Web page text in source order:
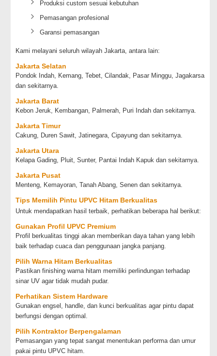
Produksi custom sesuai kebutuhan
Pemasangan profesional
Garansi pemasangan
Kami melayani seluruh wilayah Jakarta, antara lain:
Jakarta Selatan
Pondok Indah, Kemang, Tebet, Cilandak, Pasar Minggu, Jagakarsa
dan sekitarnya.
Jakarta Barat
Kebon Jeruk, Kembangan, Palmerah, Puri Indah dan sekitarnya.
Jakarta Timur
Cakung, Duren Sawit, Jatinegara, Cipayung dan sekitarnya.
Jakarta Utara
Kelapa Gading, Pluit, Sunter, Pantai Indah Kapuk dan sekitarnya.
Jakarta Pusat
Menteng, Kemayoran, Tanah Abang, Senen dan sekitarnya.
Tips Memilih Pintu UPVC Hitam Berkualitas
Untuk mendapatkan hasil terbaik, perhatikan beberapa hal berikut:
Gunakan Profil UPVC Premium
Profil berkualitas tinggi akan memberikan daya tahan yang lebih
baik terhadap cuaca dan penggunaan jangka panjang.
Pilih Warna Hitam Berkualitas
Pastikan finishing warna hitam memiliki perlindungan terhadap
sinar UV agar tidak mudah pudar.
Perhatikan Sistem Hardware
Gunakan engsel, handle, dan kunci berkualitas agar pintu dapat
berfungsi dengan optimal.
Pilih Kontraktor Berpengalaman
Pemasangan yang tepat sangat menentukan performa dan umur
pakai pintu UPVC hitam.